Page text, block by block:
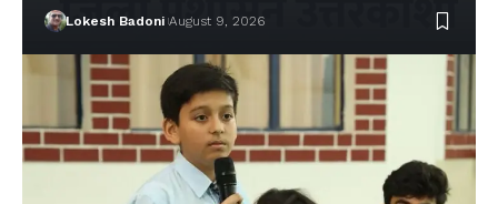
Lokesh Badoni August 9, 2026